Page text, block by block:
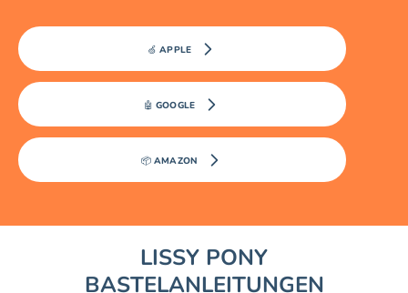
🍏 APPLE
🤖 GOOGLE
📦 AMAZON
LISSY PONY
BASTELANLEITUNGEN